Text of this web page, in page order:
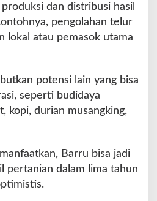
dan distribusi hasil
pengolahan telur
lokal atau pemasok utama
potensi lain yang bisa
seperti budidaya
kopi, durian musangking,
Barru bisa jadi
pertanian dalam lima tahun